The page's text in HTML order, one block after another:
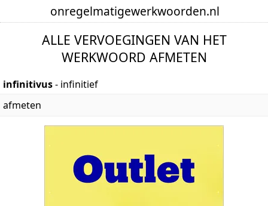
onregelmatigewerkwoorden.nl
ALLE VERVOEGINGEN VAN HET
WERKWOORD AFMETEN
infinitivus- infinitief
afmeten